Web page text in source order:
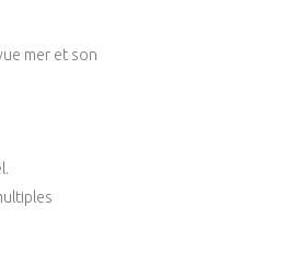
mer et son